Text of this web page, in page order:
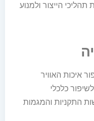
תהליכי הייצור ולמנוע
איכות האוויר
כלכלי
התקניות והמגמות